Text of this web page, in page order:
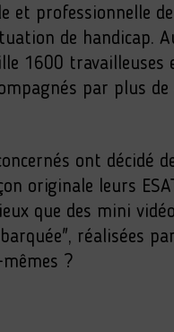
et professionnelle
de handicap.
1600 travailleuses
par plus de
ont décidé
originale leurs
que des mini
réalisées
?